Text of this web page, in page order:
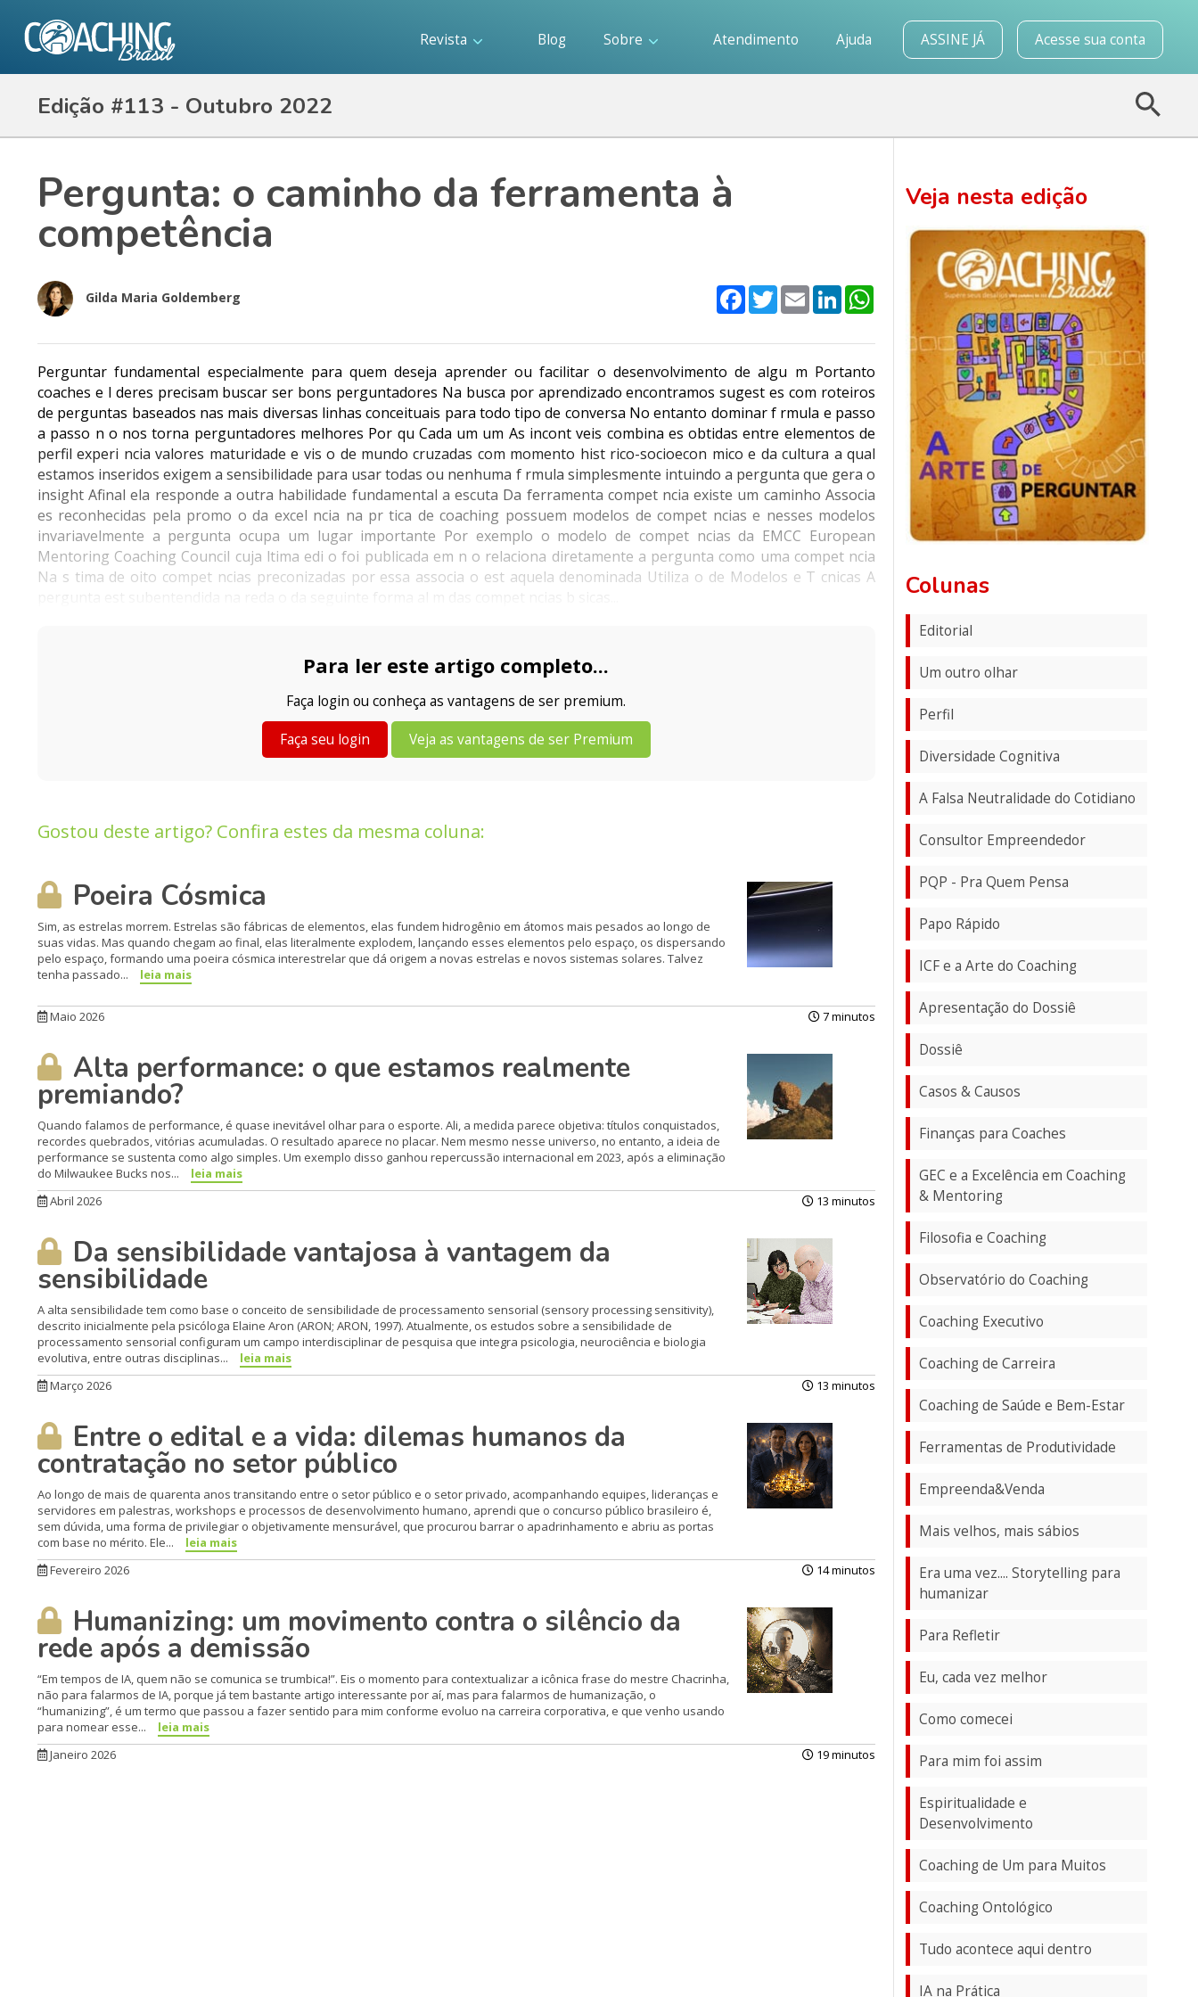
Revista Blog Sobre Atendimento Ajuda ASSINE JÁ Acesse sua conta
Edição #113 - Outubro 2022
Pergunta: o caminho da ferramenta à
competência
Gilda Maria Goldemberg Facebook
TwitterEmailLinkedInWhatsApp
Perguntar fundamental especialmente para quem deseja aprender ou facilitar o desenvolvimento de algu m Portanto
coaches e l deres precisam buscar ser bons perguntadores Na busca por aprendizado encontramos sugest es com roteiros
de perguntas baseados nas mais diversas linhas conceituais para todo tipo de conversa No entanto dominar f rmula e passo
a passo n o nos torna perguntadores melhores Por qu Cada um um As incont veis combina es obtidas entre elementos de
perfil experi ncia valores maturidade e vis o de mundo cruzadas com momento hist rico-socioecon mico e da cultura a qual
estamos inseridos exigem a sensibilidade para usar todas ou nenhuma f rmula simplesmente intuindo a pergunta que gera o
insight Afinal ela responde a outra habilidade fundamental a escuta Da ferramenta compet ncia existe um caminho Associa
es reconhecidas pela promo o da excel ncia na pr tica de coaching possuem modelos de compet ncias e nesses modelos
invariavelmente a pergunta ocupa um lugar importante Por exemplo o modelo de compet ncias da EMCC European
Mentoring Coaching Council cuja ltima edi o foi publicada em n o relaciona diretamente a pergunta como uma compet ncia
Na s tima de oito compet ncias preconizadas por essa associa o est aquela denominada Utiliza o de Modelos e T cnicas A
Para ler este artigo completo...
Faça login ou conheça as vantagens de ser premium.
Faça seu login Veja as vantagens de ser Premium
Gostou deste artigo? Confira estes da mesma coluna:
Poeira Cósmica
Sim, as estrelas morrem. Estrelas são fábricas de elementos, elas fundem hidrogênio em átomos mais pesados ao longo de
suas vidas. Mas quando chegam ao final, elas literalmente explodem, lançando esses elementos pelo espaço, os dispersando
pelo espaço, formando uma poeira cósmica interestrelar que dá origem a novas estrelas e novos sistemas solares. Talvez
tenha passado...
leia mais
Maio 2026 7 minutos
Alta performance: o que estamos realmente
premiando?
Quando falamos de performance, é quase inevitável olhar para o esporte. Ali, a medida parece objetiva: títulos conquistados,
recordes quebrados, vitórias acumuladas. O resultado aparece no placar. Nem mesmo nesse universo, no entanto, a ideia de
performance se sustenta como algo simples. Um exemplo disso ganhou repercussão internacional em 2023, após a eliminação
do Milwaukee Bucks nos...
leia mais
Abril 2026
13 minutos
Da sensibilidade vantajosa à vantagem da
sensibilidade
A alta sensibilidade tem como base o conceito de sensibilidade de processamento sensorial (sensory processing sensitivity),
descrito inicialmente pela psicóloga Elaine Aron (ARON; ARON, 1997). Atualmente, os estudos sobre a sensibilidade de
processamento sensorial configuram um campo interdisciplinar de pesquisa que integra psicologia, neurociência e biologia
evolutiva, entre outras disciplinas...
leia mais
Março 2026
13 minutos
Entre o edital e a vida: dilemas humanos da
contratação no setor público
Ao longo de mais de quarenta anos transitando entre o setor público e o setor privado, acompanhando equipes, lideranças e
servidores em palestras, workshops e processos de desenvolvimento humano, aprendi que o concurso público brasileiro é,
sem dúvida, uma forma de privilegiar o objetivamente mensurável, que procurou barrar o apadrinhamento e abriu as portas
com base no mérito. Ele...
leia mais
Fevereiro 2026
14 minutos
Humanizing: um movimento contra o silêncio da
rede após a demissão
“Em tempos de IA, quem não se comunica se trumbica!”. Eis o momento para contextualizar a icônica frase do mestre Chacrinha,
não para falarmos de IA, porque já tem bastante artigo interessante por aí, mas para falarmos de humanização, o
“humanizing”, é um termo que passou a fazer sentido para mim conforme evoluo na carreira corporativa, e que venho usando
para nomear esse...
leia mais
Janeiro 2026
19 minutos
Veja nesta edição
Colunas
Editorial
Um outro olhar
Perfil
Diversidade Cognitiva
A Falsa Neutralidade do Cotidiano
Consultor Empreendedor
PQP - Pra Quem Pensa
Papo Rápido
ICF e a Arte do Coaching
Apresentação do Dossiê
Dossiê
Casos & Causos
Finanças para Coaches
GEC e a Excelência em Coaching
& Mentoring
Filosofia e Coaching
Observatório do Coaching
Coaching Executivo
Coaching de Carreira
Coaching de Saúde e Bem-Estar
Ferramentas de Produtividade
Empreenda&Venda
Mais velhos, mais sábios
Era uma vez.... Storytelling para
humanizar
Para Refletir
Eu, cada vez melhor
Como comecei
Para mim foi assim
Espiritualidade e
Desenvolvimento
Coaching de Um para Muitos
Coaching Ontológico
Tudo acontece aqui dentro
IA na Prática